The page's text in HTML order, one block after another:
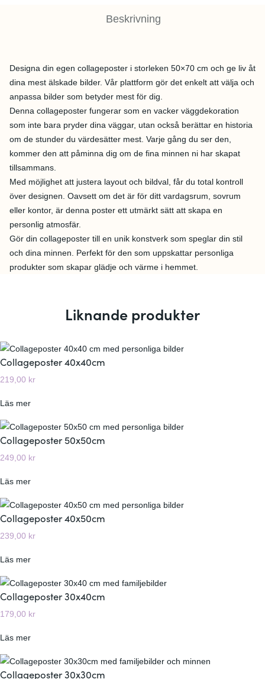
Beskrivning
Designa din egen collageposter i storleken 50×70 cm och ge liv åt
dina mest älskade bilder. Vår plattform gör det enkelt att välja och
anpassa bilder som betyder mest för dig.
Denna collageposter fungerar som en vacker väggdekoration
som inte bara pryder dina väggar, utan också berättar en historia
om de stunder du värdesätter mest. Varje gång du ser den,
kommer den att påminna dig om de fina minnen ni har skapat
tillsammans.
Med möjlighet att justera layout och bildval, får du total kontroll
över designen. Oavsett om det är för ditt vardagsrum, sovrum
eller kontor, är denna poster ett utmärkt sätt att skapa en
personlig atmosfär.
Gör din collageposter till en unik konstverk som speglar din stil
och dina minnen. Perfekt för den som uppskattar personliga
produkter som skapar glädje och värme i hemmet.
Liknande produkter
Collageposter 40x40cm
219,00 kr
Läs mer:
o
l
l
e
p
t
r
4
0
0
c
Collageposter 50x50cm
249,00 kr
Läs mer:
o
l
l
e
p
t
r
Collageposter 40x50cm
239,00 kr
Läs mer:
o
l
l
e
p
Collageposter 30x40cm
179,00 kr
Läs mer:
o
Collageposter 30x30cm